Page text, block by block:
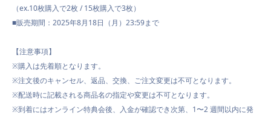
（ex.10枚購入で2枚 / 15枚購入で3枚）
■販売期間：2025年8月18日（月）23:59まで
【注意事項】
※購入は先着順となります。
※注文後のキャンセル、返品、交換、ご注文変更は不可となります。
※配送時に記載される商品名の指定や変更は不可となります。
※到着にはオンライン特典会後、入金が確認でき次第、1〜2 週間以内に発